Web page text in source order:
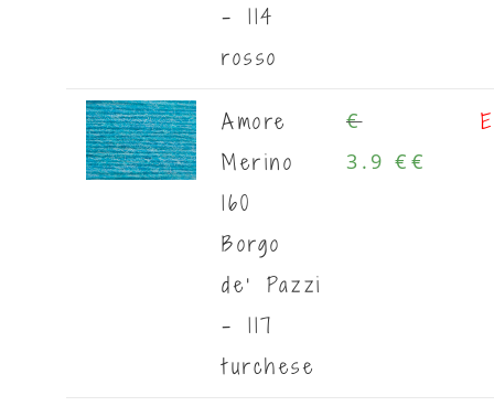
- 114
rosso
Amore
Merino
160
Borgo
de' Pazzi
- 117
turchese
€
3.9 € €